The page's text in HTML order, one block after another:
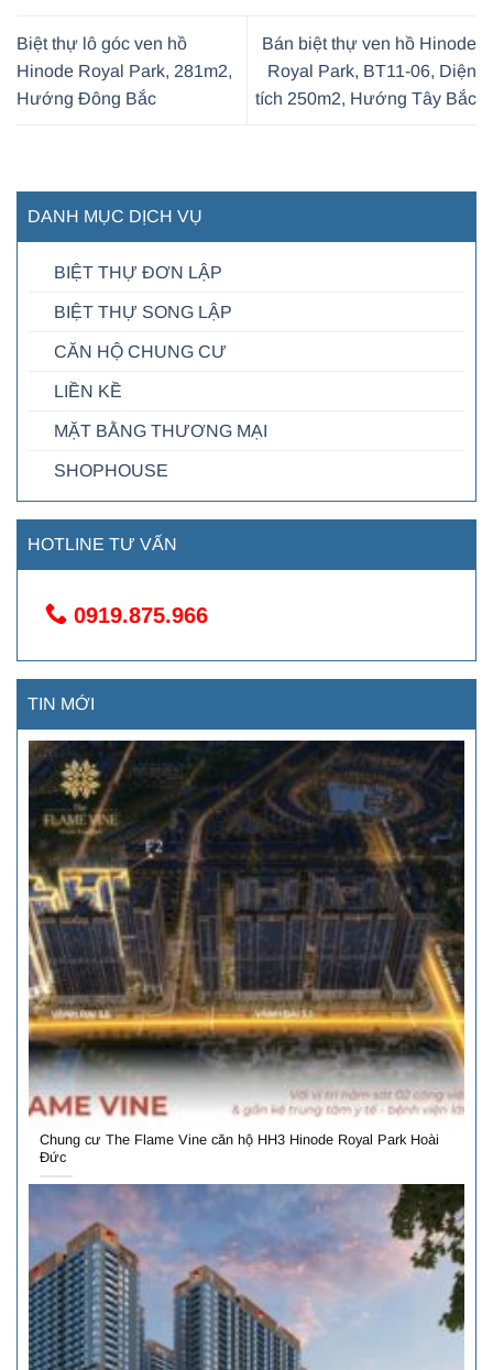
Biệt thự lô góc ven hồ
Hinode Royal Park, 281m2,
Hướng Đông Bắc
Bán biệt thự ven hồ Hinode
Royal Park, BT11-06, Diện
tích 250m2, Hướng Tây Bắc
DANH MỤC DỊCH VỤ
BIỆT THỰ ĐƠN LẬP
BIỆT THỰ SONG LẬP
CĂN HỘ CHUNG CƯ
LIỀN KỀ
MẶT BẰNG THƯƠNG MẠI
SHOPHOUSE
HOTLINE TƯ VẤN
0919.875.966
TIN MỚI
Chung cư The Flame Vine căn hộ HH3 Hinode Royal Park Hoài
Đức